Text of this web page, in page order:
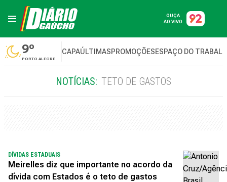
OUÇA
AO VIVO
9º
PORTO ALEGRE
CAPAÚLTIMASPROMOÇÕESESPAÇO DO
NOTÍCIAS: TETO DE GASTOS
DÍVIDAS ESTADUAIS
Meirelles diz que importante no acordo da
dívida com Estados é o teto de gastos